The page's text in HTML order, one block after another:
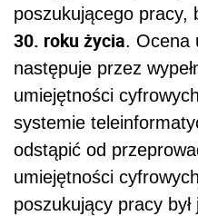
poszukującego pracy,
30. roku życia. Ocena
następuje przez
umiejętności
systemie
odstąpić od
umiejętności
poszukujący pracy